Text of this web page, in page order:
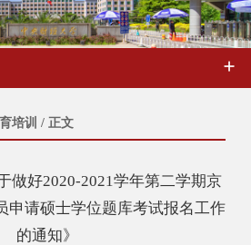
培训 / 正文
做好2020-2021学年第二学期京
申请硕士学位题库考试报名工作
的通知》